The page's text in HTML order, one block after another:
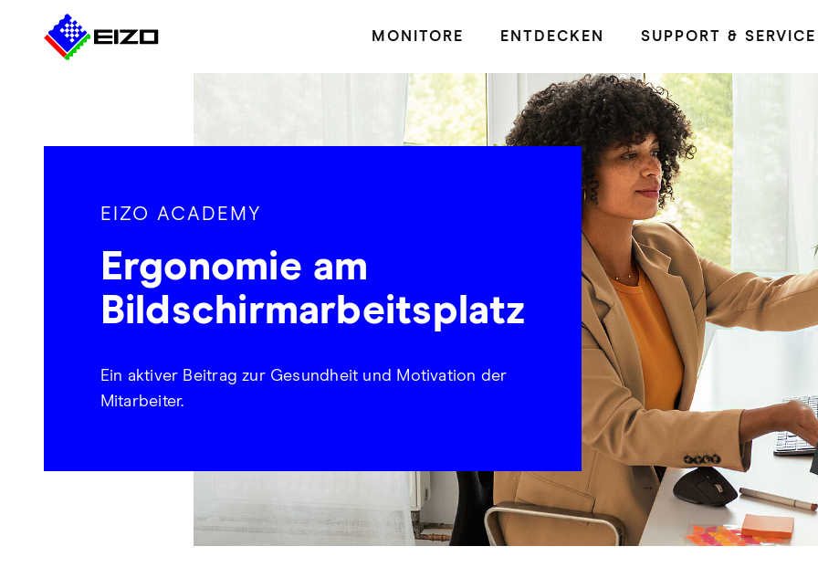
MONITORE ENTDECKEN SUPPORT & SERVICE
EIZO ACADEMY
Ergonomie am
Bildschirmarbeitsplatz
Ein aktiver Beitrag zur Gesundheit und Motivation der
Mitarbeiter.